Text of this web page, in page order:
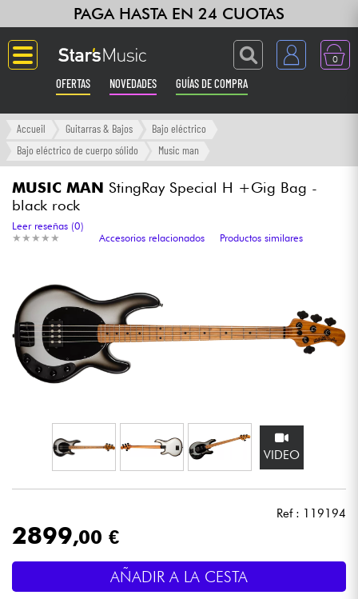
PAGA HASTA EN 24 CUOTAS
0
OFERTAS NOVEDADES GUÍAS DE COMPRA
Langue
Ampli & Efectos
Sintetizadores & samplers
Grabación
Auriculares
DJ
Luces
Batería y percusión
Accueil Guitarras & Bajos
Bajo eléctrico
Bajo eléctrico de cuerpo sólido
Music man
MUSIC MAN StingRay Special H +Gig Bag -
black rock
★ ★ ★ ★ ★
★ ★ ★ ★ ★
Leer reseñas (0)
Accesorios relacionados
Productos similares
VIDEO
Ref : 119194
2899,00 €
AÑADIR A LA CESTA